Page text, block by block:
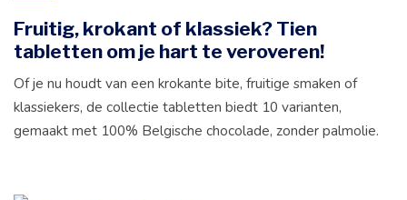
Fruitig, krokant of klassiek? Tien
tabletten om je hart te veroveren!
Of je nu houdt van een krokante bite, fruitige smaken of
klassiekers, de collectie tabletten biedt 10 varianten,
gemaakt met 100% Belgische chocolade, zonder palmolie.